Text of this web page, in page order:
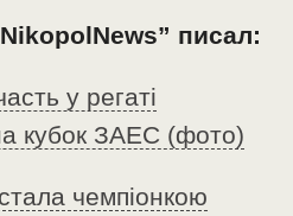
писал:
у регаті
кубок ЗАЕС (фото)
чемпіонкою